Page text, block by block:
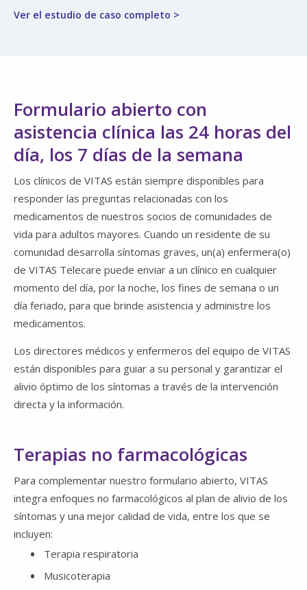
Ver el estudio de caso completo >
Formulario abierto con
asistencia clínica las 24 horas del
día, los 7 días de la semana
Los clínicos de VITAS están siempre disponibles para
responder las preguntas relacionadas con los
medicamentos de nuestros socios de comunidades de
vida para adultos mayores. Cuando un residente de su
comunidad desarrolla síntomas graves, un(a) enfermera(o)
de VITAS Telecare puede enviar a un clínico en cualquier
momento del día, por la noche, los fines de semana o un
día feriado, para que brinde asistencia y administre los
medicamentos.
Los directores médicos y enfermeros del equipo de VITAS
están disponibles para guiar a su personal y garantizar el
alivio óptimo de los síntomas a través de la intervención
directa y la información.
Terapias no farmacológicas
Para complementar nuestro formulario abierto, VITAS
integra enfoques no farmacológicos al plan de alivio de los
síntomas y una mejor calidad de vida, entre los que se
incluyen:
Terapia respiratoria
Musicoterapia